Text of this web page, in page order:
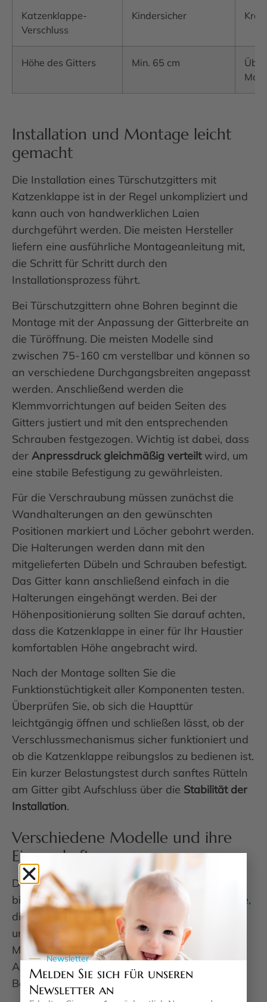
Katzenklappe-
Verschluss
Kindersicher
Höhe des Gitters Min. 65 cm
Installation und Montage leicht
gemacht
Die Installation eines Türschutzgitters mit
Katzenklappe ist in der Regel unkompliziert und
kann auch von handwerklichen Laien
durchgeführt werden. Die meisten Hersteller
liefern eine ausführliche Montageanleitung mit,
die Schritt für Schritt durch den
Installationsprozess führt.
Bei Türschutzgittern ohne Bohren beginnt die
Montage mit der Anpassung der Gitterbreite an
die Türöffnung. Die meisten Modelle sind
zwischen 75-160 cm verstellbar und können so
an verschiedene Durchgangsbreiten angepasst
werden. Anschließend werden die
Klemmvorrichtungen auf beiden Seiten des
Gitters justiert und mit den entsprechenden
Schrauben festgezogen. Wichtig ist dabei, dass
der Anpressdruck gleichmäßig verteiltwird, um
eine stabile Befestigung zu gewährleisten.
Für die Verschraubung müssen zunächst die
Wandhalterungen an den gewünschten
Positionen markiert und Löcher gebohrt werden.
Die Halterungen werden dann mit den
mitgelieferten Dübeln und Schrauben befestigt.
Das Gitter kann anschließend einfach in die
Halterungen eingehängt werden. Bei der
Höhenpositionierung sollten Sie darauf achten,
dass die Katzenklappe in einer für Ihr Haustier
komfortablen Höhe angebracht wird.
Nach der Montage sollten Sie die
Funktionstüchtigkeit aller Komponenten testen.
Überprüfen Sie, ob sich die Haupttür
leichtgängig öffnen und schließen lässt, ob der
Verschlussmechanismus sicher funktioniert und
ob die Katzenklappe reibungslos zu bedienen ist.
Ein kurzer Belastungstest durch sanftes Rütteln
am Gitter gibt Aufschluss über die Stabilität der
Installation.
Verschiedene Modelle und ihre
Eigenschaften
Der Markt für Türschutzgitter mit Katzenklappe
bietet eine breite Palette verschiedener Modelle,
die sich in Design, Funktionalität und Preis
unterscheiden. Die Auswahl des richtigen
Modells hängt von Ihren spezifischen
Anforderungen, der Wohnsituation und den
Bedürfnissen Ihrer Haustiere ab.
Newsletter
Melden Sie sich für unseren
Newsletter an